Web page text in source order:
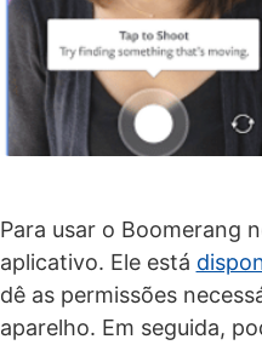
Para usar o Boomerang
aplicativo. Ele está
dê as permissões
aparelho. Em seguida,